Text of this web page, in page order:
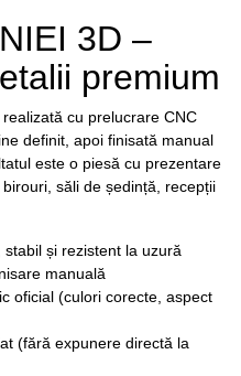
3D –
premium
cu prelucrare CNC
definit, apoi finisată manual
este o piesă cu prezentare
săli de ședință, recepții
și rezistent la uzură
manuală
oficial (culori corecte, aspect
(fără expunere directă la